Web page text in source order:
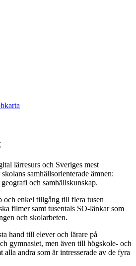
lärresurs och Sveriges mest
samhällsorienterade ämnen:
och samhällskunskap.
och enkel tillgång till flera tusen
filmer samt tusentals SO-länkar som
och skolarbeten.
hand till elever och lärare på
gymnasiet, men även till högskole- och
alla andra som är intresserade av de fyra